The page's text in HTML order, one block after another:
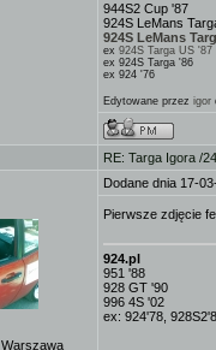
944S2 Cup '87
924S LeMans
924S LeMans
ex 924S Targa US '87
ex 924S Targa '86
ex 924 '76
Edytowane przez igor
RE: Targa Igora /
Warszawa
Dodane dnia 17-
Pierwsze zdjęcie
924.pl
951 '88
928 GT '90
996 4S '02
ex: 924'78,